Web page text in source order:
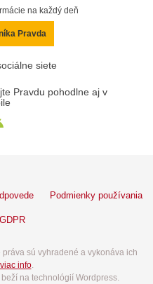
na každý deň
Pravda
siete
Pravdu pohodlne aj v
Podmienky používania
GDPR
sú vyhradené a vykonáva ich
viac info.
na technológií Wordpress.